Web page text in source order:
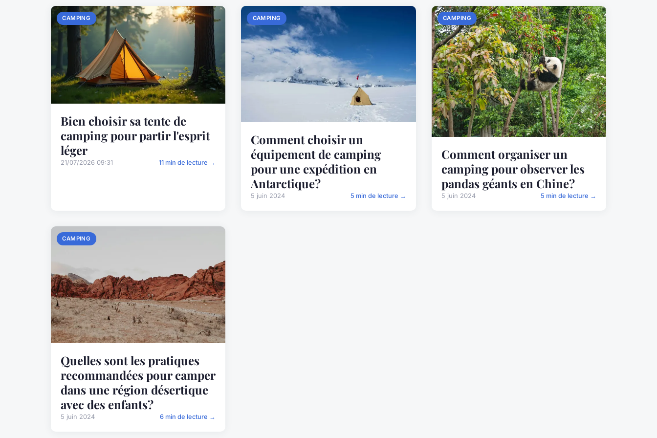
CAMPING
Bien choisir sa tente de
camping pour partir l'esprit
léger
21/07/2026 09:31 11 min de lecture →
CAMPING
Comment choisir un
équipement de camping
pour une expédition en
Antarctique?
5 juin 2024 5 min de lecture →
CAMPING
Comment organiser un
camping pour observer les
pandas géants en Chine?
5 juin 2024 5 min de lecture →
CAMPING
Quelles sont les pratiques
recommandées pour camper
dans une région désertique
avec des enfants?
5 juin 2024 6 min de lecture →